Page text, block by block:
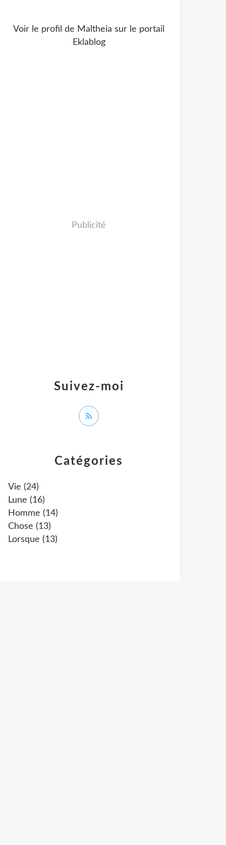
Catégories
Vie (24)
Lune (16)
Homme (14)
Chose (13)
Lorsque (13)
Suivez-moi
Voir le profil de Maltheia sur le portail
Eklablog
Publicité